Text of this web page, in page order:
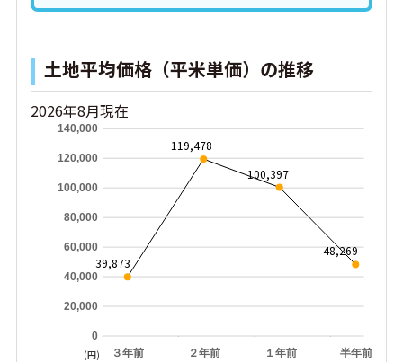
土地平均価格（平米単価）の推移
2026年8月現在
３年前 ２年前 １年前 半年前
0
20,000
40,000
60,000
80,000
100,000
120,000
140,000
39,873
119,478
100,397
48,269
(円)